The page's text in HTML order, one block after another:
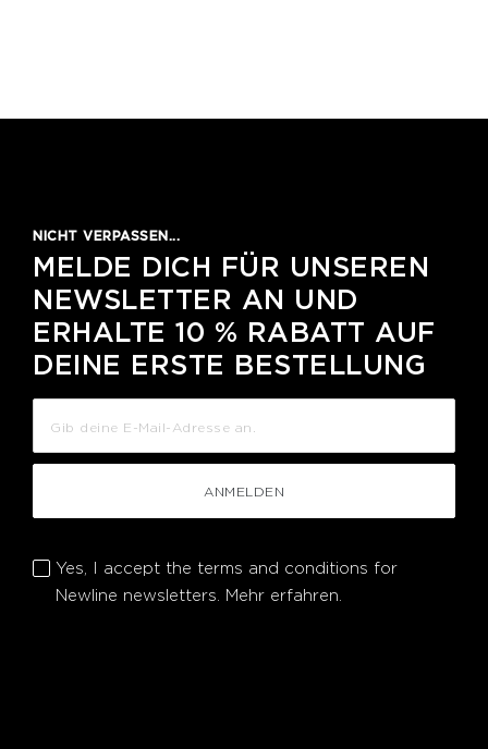
NICHT VERPASSEN...
MELDE DICH FÜR UNSEREN
NEWSLETTER AN UND
ERHALTE 10 % RABATT AUF
DEINE ERSTE BESTELLUNG
ANMELDEN
Yes, I accept the terms and conditions for
Newline newsletters. Mehr erfahren.